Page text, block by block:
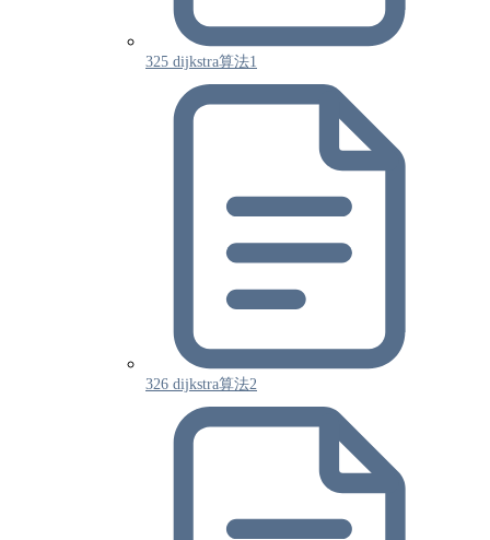
325 dijkstra算法1
326 dijkstra算法2